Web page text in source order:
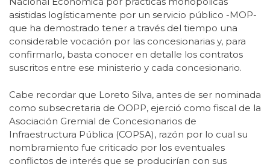
asistidas logísticamente por un servicio público -MOP-
que ha demostrado tener a través del tiempo una
considerable vocación por las concesionarias y, para
confirmarlo, basta conocer en detalle los contratos
suscritos entre ese ministerio y cada concesionario.
Cabe recordar que Loreto Silva, antes de ser nominada
como subsecretaria de OOPP, ejerció como fiscal de la
Asociación Gremial de Concesionarios de
Infraestructura Pública (COPSA), razón por lo cual su
nombramiento fue criticado por los eventuales
conflictos de interés que se producirían con sus